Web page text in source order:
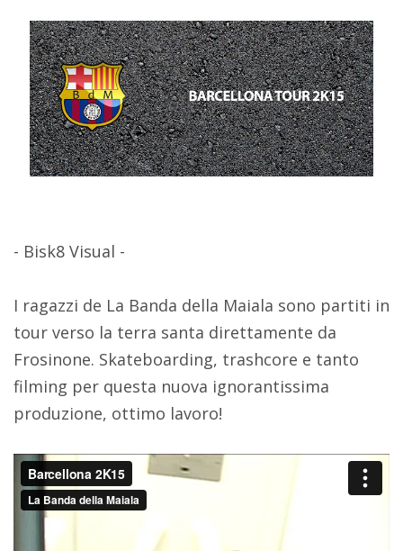
- Bisk8 Visual -
I ragazzi de La Banda della Maiala sono partiti in
tour verso la terra santa direttamente da
Frosinone. Skateboarding, trashcore e tanto
filming per questa nuova ignorantissima
produzione, ottimo lavoro!